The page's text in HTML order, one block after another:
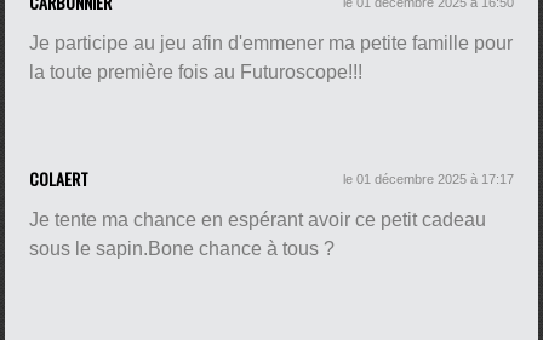
Je participe au jeu afin d'emmener ma petite famille pour
la toute première fois au Futuroscope!!!
COLAERT le 01 décembre 2025 à 17:17
Je tente ma chance en espérant avoir ce petit cadeau
sous le sapin.Bone chance à tous ?